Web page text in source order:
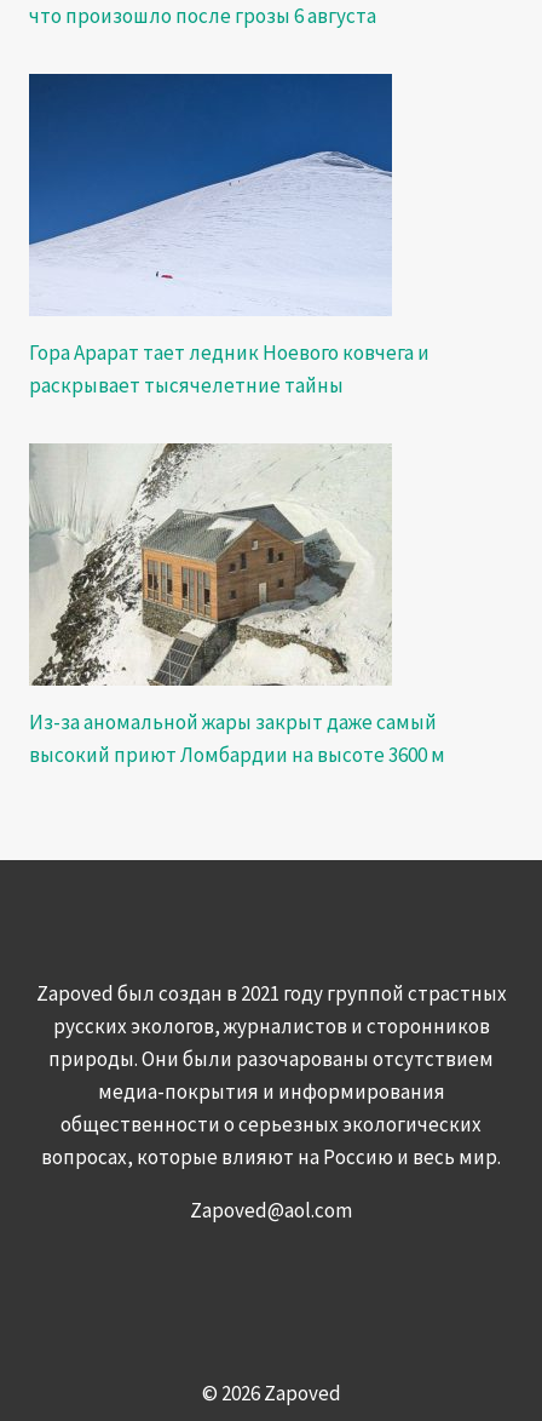
что произошло после грозы 6 августа
Гора Арарат тает ледник Ноевого ковчега и
раскрывает тысячелетние тайны
Из-за аномальной жары закрыт даже самый
высокий приют Ломбардии на высоте 3600 м
Zapoved был создан в 2021 году группой страстных
русских экологов, журналистов и сторонников
природы. Они были разочарованы отсутствием
медиа-покрытия и информирования
общественности о серьезных экологических
вопросах, которые влияют на Россию и весь мир.
Zapoved@aol.com
© 2026 Zapoved